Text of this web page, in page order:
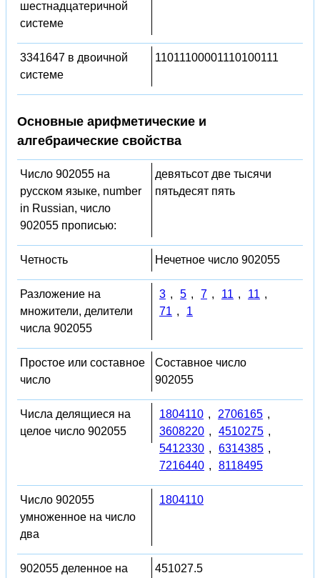
шестнадцатеричной
системе
3341647 в двоичной
системе
11011100001110100111
Основные арифметические и
алгебраические свойства
Число 902055 на
русском языке, number
in Russian, число
902055 прописью:
девятьсот две тысячи
пятьдесят пять
Четность Нечетное число 902055
Разложение на
множители, делители
числа 902055
3 , 5 , 7 , 11 , 11 ,
71 , 1
Простое или составное
число
Составное число
902055
Числа делящиеся на
целое число 902055
1804110 , 2706165 ,
3608220 , 4510275 ,
5412330 , 6314385 ,
7216440 , 8118495
Число 902055
умноженное на число
два
1804110
902055 деленное на
451027.5